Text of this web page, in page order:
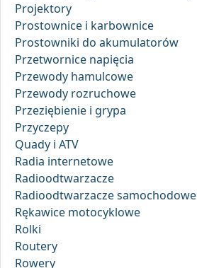
Projektory
Prostownice i karbownice
Prostowniki do akumulatorów
Przetwornice napięcia
Przewody hamulcowe
Przewody rozruchowe
Przeziębienie i grypa
Przyczepy
Quady i ATV
Radia internetowe
Radioodtwarzacze
Radioodtwarzacze samochodowe
Rękawice motocyklowe
Rolki
Routery
Rowery